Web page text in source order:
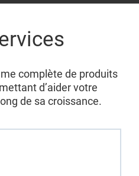
complète de produits
d’aider votre
de sa croissance.